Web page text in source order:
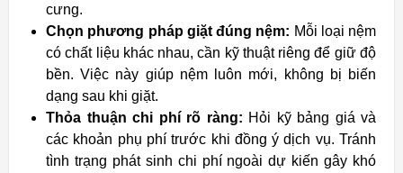
cưng.
Chọn phương pháp giặt đúng nệm: Mỗi loại nệm
có chất liệu khác nhau, cần kỹ thuật riêng để giữ độ
bền. Việc này giúp nệm luôn mới, không bị biến
dạng sau khi giặt.
Thỏa thuận chi phí rõ ràng: Hỏi kỹ bảng giá và
các khoản phụ phí trước khi đồng ý dịch vụ. Tránh
tình trạng phát sinh chi phí ngoài dự kiến gây khó